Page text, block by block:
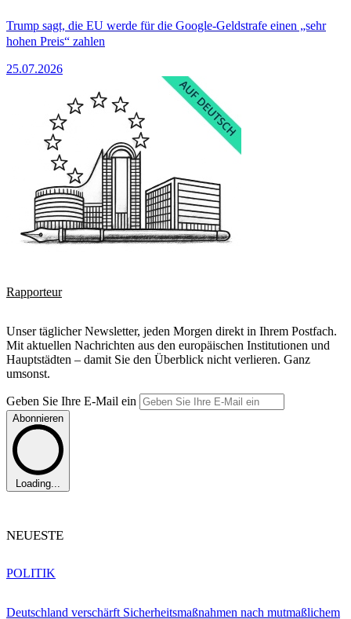
Trump sagt, die EU werde für die Google-Geldstrafe einen „sehr
hohen Preis“ zahlen
25.07.2026
Rapporteur
Unser täglicher Newsletter, jeden Morgen direkt in Ihrem Postfach.
Mit aktuellen Nachrichten aus den europäischen Institutionen und
Hauptstädten – damit Sie den Überblick nicht verlieren. Ganz
umsonst.
Geben Sie Ihre E-Mail ein
Abonnieren
Loading...
NEUESTE
Deutschland verschärft Sicherheitsmaßnahmen nach mutmaßlichem
POLITIK